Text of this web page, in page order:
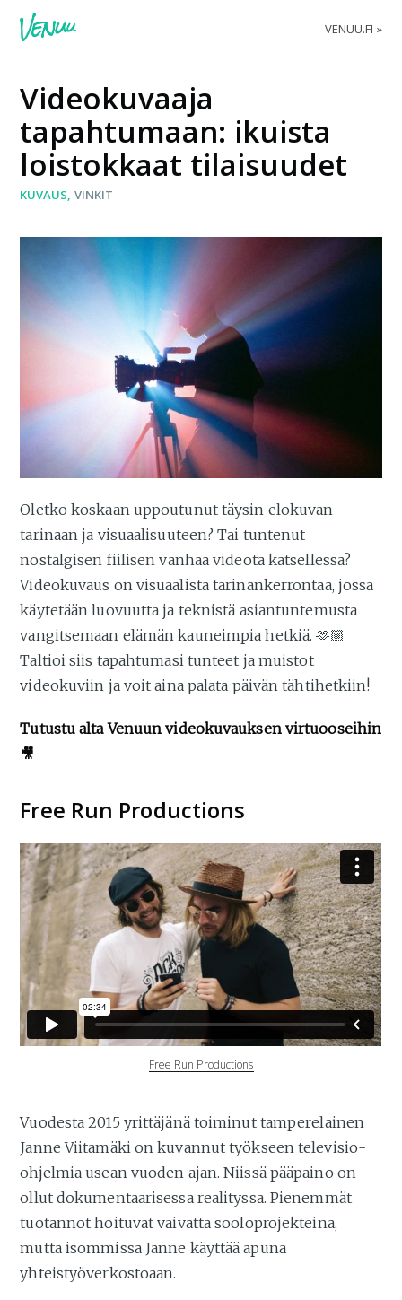
VENUU.FI
Videokuvaaja
tapahtumaan: ikuista
loistokkaat tilaisuudet
KUVAUS VINKIT
Oletko koskaan uppoutunut täysin elokuvan
tarinaan ja visuaalisuuteen? Tai tuntenut
nostalgisen fiilisen vanhaa videota katsellessa?
Videokuvaus on visuaalista tarinankerrontaa, jossa
käytetään luovuutta ja teknistä asiantuntemusta
vangitsemaan elämän kauneimpia hetkiä. 🫶🏼
Taltioi siis tapahtumasi tunteet ja muistot
videokuviin ja voit aina palata päivän tähtihetkiin!
Tutustu alta Venuun videokuvauksen virtuooseihin
🎥
Free Run Productions
Free Run Productions
Vuodesta 2015 yrittäjänä toiminut tamperelainen
Janne Viitamäki on kuvannut työkseen televisio-
ohjelmia usean vuoden ajan. Niissä pääpaino on
ollut dokumentaarisessa realityssa. Pienemmät
tuotannot hoituvat vaivatta sooloprojekteina,
mutta isommissa Janne käyttää apuna
yhteistyöverkostoaan.